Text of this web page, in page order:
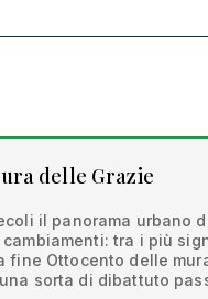
delle Grazie
il panorama urbano
tra i più
fine Ottocento delle
sorta di dibattuto